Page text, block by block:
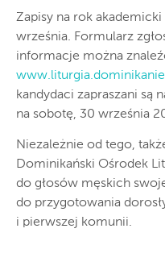
Zapisy na rok
września. Formularz
informacje można
kandydaci zapraszani są
na sobotę, 30 września
Niezależnie od tego,
Dominikański Ośrodek
do głosów męskich
do przygotowania
i pierwszej komunii.